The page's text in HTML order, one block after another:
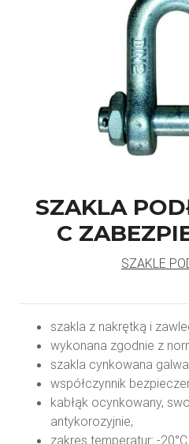
SZAKLA
C
SZAKLE
szakla z nakrętką i
wykonana zgodnie z
szakla cynkowana
współczynnik
kabłąk ocynkowany,
antykorozyjnie,
zakres temperatur: -20°C